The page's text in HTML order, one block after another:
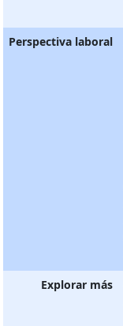
Perspectiva laboral
Explorar más